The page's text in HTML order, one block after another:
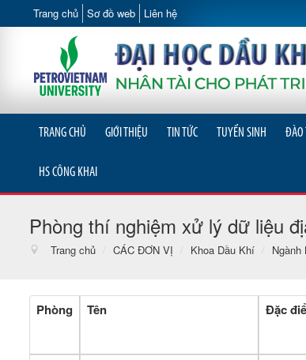
Trang chủ Sơ đồ web Liên hệ
TRANG CHỦ GIỚI THIỆU TIN TỨC TUYỂN SINH ĐÀO
HS CÔNG KHAI
Phòng thí nghiệm xử lý dữ liệu
Trang chủ / CÁC ĐƠN VỊ / Khoa Dầu Khí /
Phòng Tên Đặc